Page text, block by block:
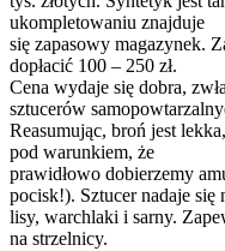
ukompletowaniu znajduje
się zapasowy magazynek.
dopłacić 100 – 250 zł.
Cena wydaje się dobra,
sztucerów
Reasumując, broń jest
pod warunkiem, że
prawidłowo dobierzemy
pocisk!). Sztucer nadaje się
lisy, warchlaki i sarny.
na strzelnicy.